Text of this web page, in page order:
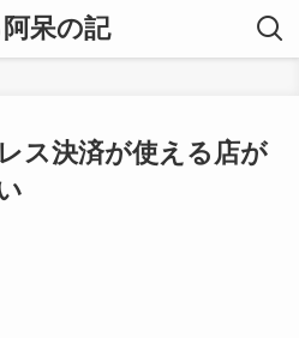
呆の記
ス決済が使える店が